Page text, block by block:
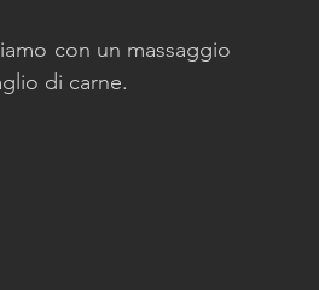
con un massaggio
di carne.